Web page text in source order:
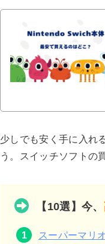
少しでも安く手に入れ
う。スイッチソフトの
【10選】今、
スーパーマリ